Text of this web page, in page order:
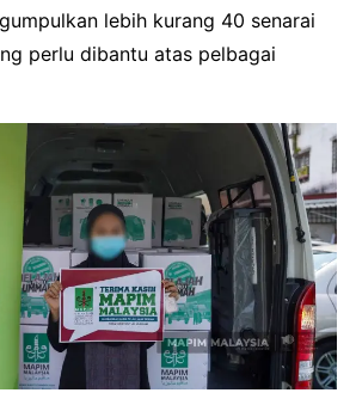
lebih kurang 40 senarai
perlu dibantu atas pelbagai